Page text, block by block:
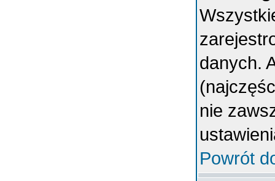
danych.
nie
Powrót